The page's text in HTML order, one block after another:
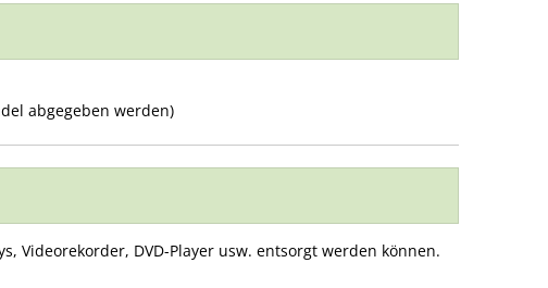
abgegeben werden)
Videorekorder, DVD-Player usw. entsorgt werden können.